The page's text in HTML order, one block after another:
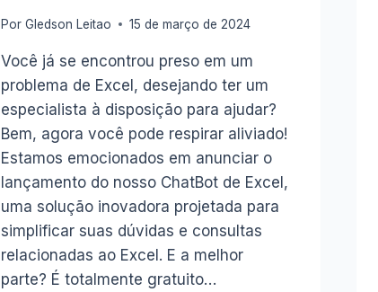
Por Gledson Leitao 15 de março de 2024
Você já se encontrou preso em um
problema de Excel, desejando ter um
especialista à disposição para ajudar?
Bem, agora você pode respirar aliviado!
Estamos emocionados em anunciar o
lançamento do nosso ChatBot de Excel,
uma solução inovadora projetada para
simplificar suas dúvidas e consultas
relacionadas ao Excel. E a melhor
parte? É totalmente gratuito…